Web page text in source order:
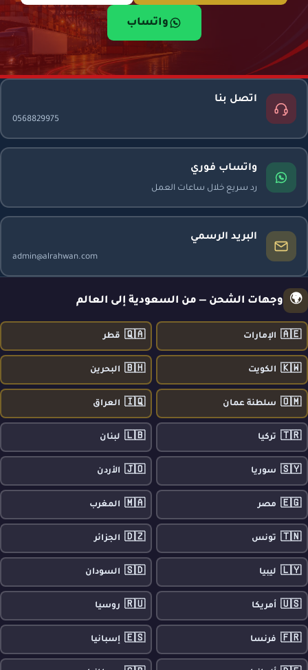
واتساب
اتصل بنا
0568829975
واتساب فوري
رد سريع خلال ساعات العمل
البريد الرسمي
admin@alrahwan.com
🌍 وجهات الشحن — من السعودية إلى العالم
🇦🇪 الإمارات 🇶🇦 قطر
🇰🇼 الكويت 🇧🇭 البحرين
🇴🇲 سلطنة عمان 🇮🇶 العراق
🇹🇷 تركيا 🇱🇧 لبنان
🇸🇾 سوريا 🇯🇴 الأردن
🇪🇬 مصر 🇲🇦 المغرب
🇹🇳 تونس 🇩🇿 الجزائر
🇱🇾 ليبيا 🇸🇩 السودان
🇺🇸 أمريكا 🇷🇺 روسيا
🇫🇷 فرنسا 🇪🇸 إسبانيا